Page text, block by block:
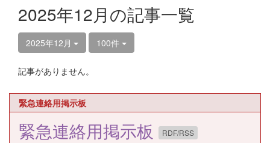
2025年12月の記事一覧
2025年12月 100件
記事がありません。
緊急連絡用掲示板
緊急連絡用掲示板 RDF/RSS